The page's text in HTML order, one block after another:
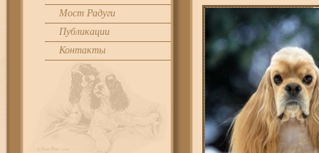
Мост Радуги
Публикации
Контакты